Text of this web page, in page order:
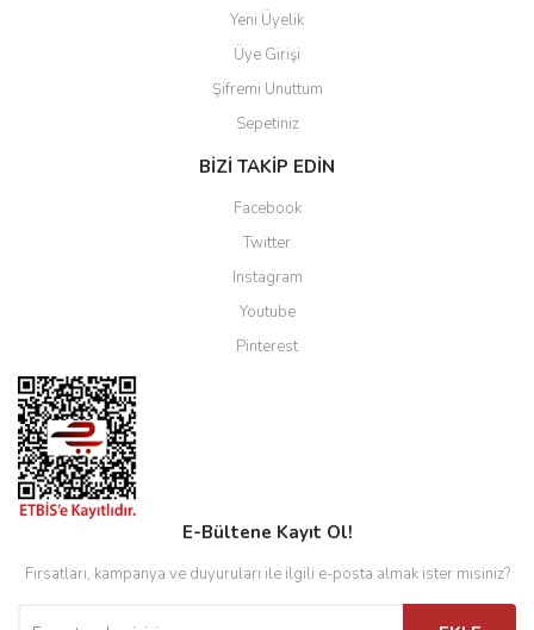
Yeni Üyelik
Üye Girişi
Şifremi Unuttum
Sepetiniz
BİZİ TAKİP EDİN
Facebook
Twitter
Instagram
Youtube
Pinterest
E-Bültene Kayıt Ol!
Fırsatları, kampanya ve duyuruları ile ilgili e-posta almak ister misiniz?